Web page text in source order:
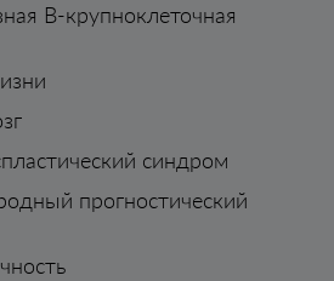
В-крупноклеточная
синдром
прогностический